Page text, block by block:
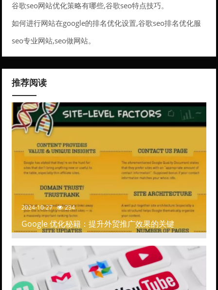
谷歌seo网站优化策略有哪些,谷歌seo特点技巧。
如何进行网站在google的排名优化设置,谷歌seo排名优化服
务。
seo专业网站,seo做网站。
推荐阅读
2024-10-27 234
Google 优化秘籍：提升外贸推广效果的关键